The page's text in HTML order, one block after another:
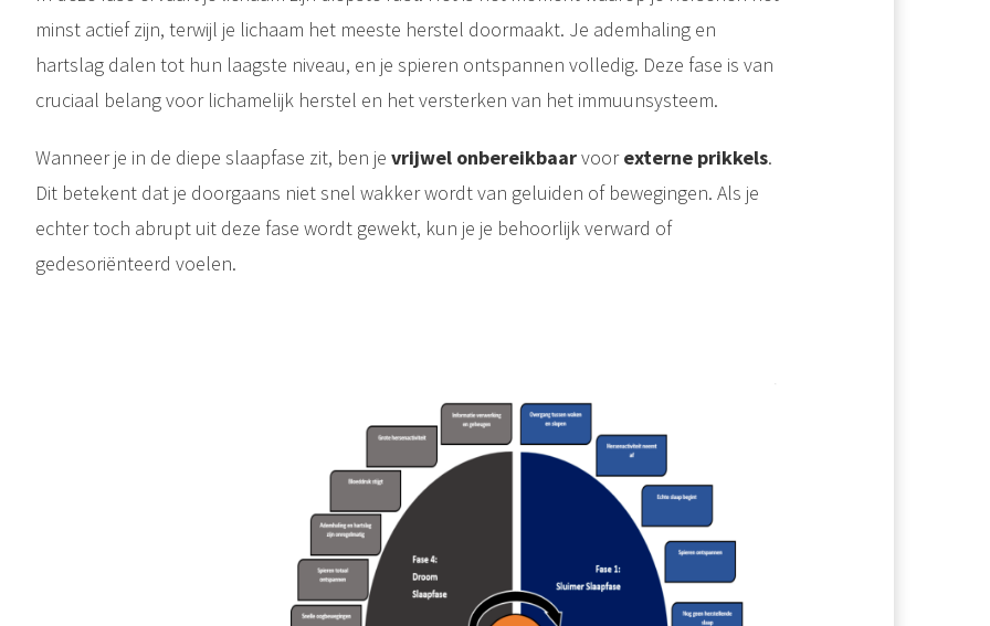
minst actief zijn, terwijl je lichaam het meeste herstel doormaakt. Je ademhaling en
hartslag dalen tot hun laagste niveau, en je spieren ontspannen volledig. Deze fase is van
cruciaal belang voor lichamelijk herstel en het versterken van het immuunsysteem.
Wanneer je in de diepe slaapfase zit, ben je vrijwel onbereikbaarvoorexterne prikkels.
Dit betekent dat je doorgaans niet snel wakker wordt van geluiden of bewegingen. Als je
echter toch abrupt uit deze fase wordt gewekt, kun je je behoorlijk verward of
gedesoriënteerd voelen.